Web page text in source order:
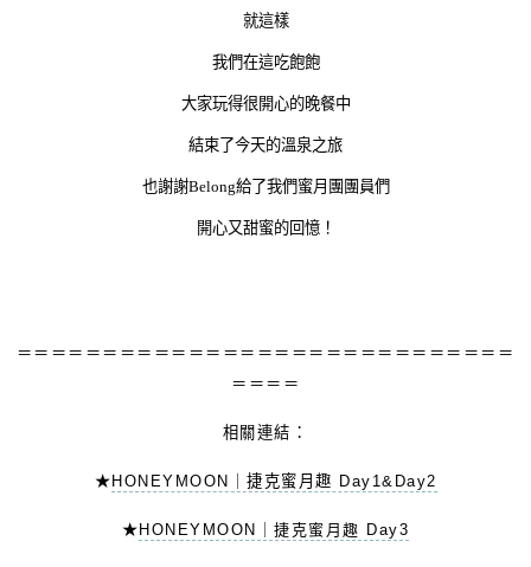
就這樣
我們在這吃飽飽
大家玩得很開心的晚餐中
結束了今天的溫泉之旅
也謝謝Belong給了我們蜜月團團員們
開心又甜蜜的回憶！
＝＝＝＝＝＝＝＝＝＝＝＝＝＝＝＝＝＝＝＝＝＝＝＝＝＝＝＝＝
＝＝＝＝
相關連結：
★ HONEYMOON｜捷克蜜月趣 Day1&Day2
★ HONEYMOON｜捷克蜜月趣 Day3